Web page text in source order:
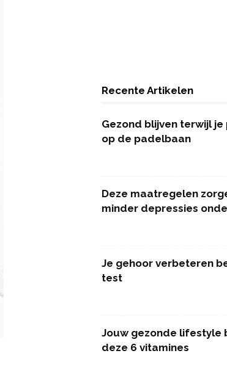
Recente Artikelen
Gezond blijven terwijl
op de padelbaan
Deze maatregelen
minder depressies
Je gehoor verbeteren
test
Jouw gezonde lifestyle
deze 6 vitamines